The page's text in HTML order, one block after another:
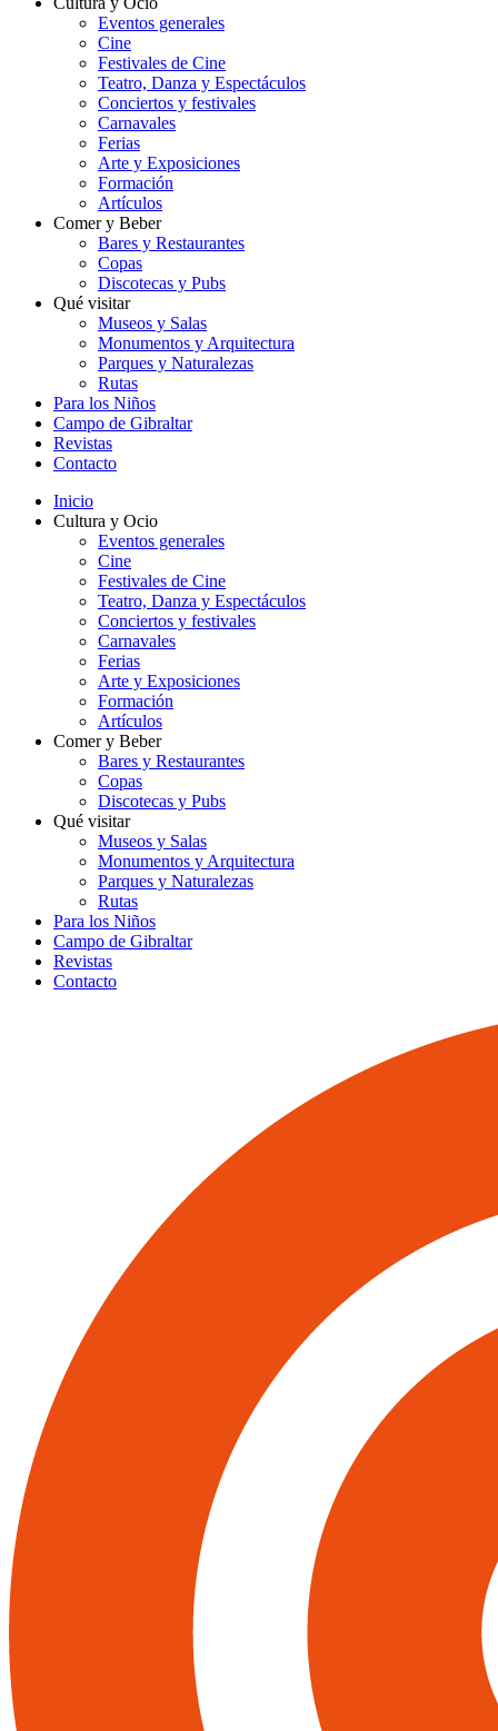
Eventos generales
Cine
Festivales de Cine
Teatro, Danza y Espectáculos
Conciertos y festivales
Carnavales
Ferias
Arte y Exposiciones
Formación
Artículos
Comer y Beber
Bares y Restaurantes
Copas
Discotecas y Pubs
Qué visitar
Museos y Salas
Monumentos y Arquitectura
Parques y Naturalezas
Rutas
Para los Niños
Campo de Gibraltar
Revistas
Contacto
Inicio
Cultura y Ocio
Eventos generales
Cine
Festivales de Cine
Teatro, Danza y Espectáculos
Conciertos y festivales
Carnavales
Ferias
Arte y Exposiciones
Formación
Artículos
Comer y Beber
Bares y Restaurantes
Copas
Discotecas y Pubs
Qué visitar
Museos y Salas
Monumentos y Arquitectura
Parques y Naturalezas
Rutas
Para los Niños
Campo de Gibraltar
Revistas
Contacto